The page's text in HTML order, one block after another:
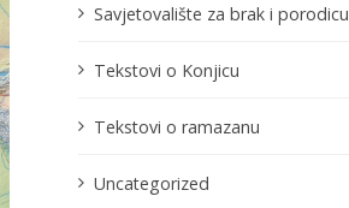
Savjetovalište za brak i porodicu
Tekstovi o Konjicu
Tekstovi o ramazanu
Uncategorized